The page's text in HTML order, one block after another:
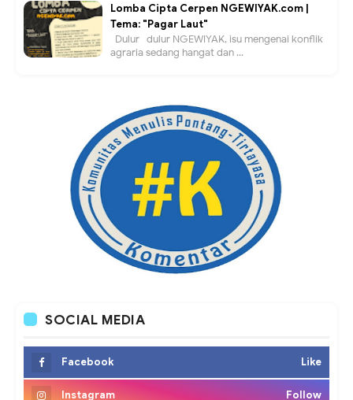
Lomba Cipta Cerpen NGEWIYAK.com |
Tema: "Pagar Laut"
Dulur- dulur NGEWIYAK, isu mengenai konflik
agraria sedang hangat dan ...
SOCIAL MEDIA
Facebook Like
Instagram Follow